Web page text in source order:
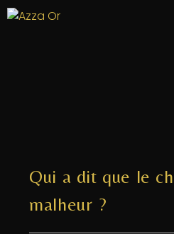
Qui a dit que le
malheur ?